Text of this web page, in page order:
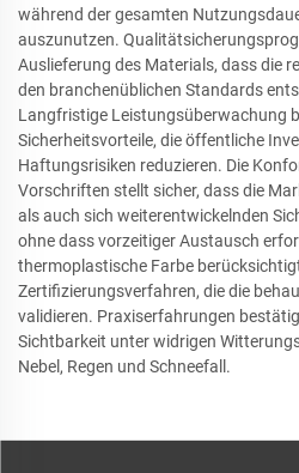
während der gesamten
auszunutzen.
Auslieferung des Materials, dass die
den branchenüblichen Standards
Langfristige Leistungsüberwachung
Sicherheitsvorteile, die öffentliche
Haftungsrisiken reduzieren. Die
Vorschriften stellt sicher, dass die
als auch sich weiterentwickelnden
ohne dass vorzeitiger Austausch
thermoplastische Farbe
Zertifizierungsverfahren, die die
validieren. Praxiserfahrungen
Sichtbarkeit unter widrigen
Nebel, Regen und Schneefall.